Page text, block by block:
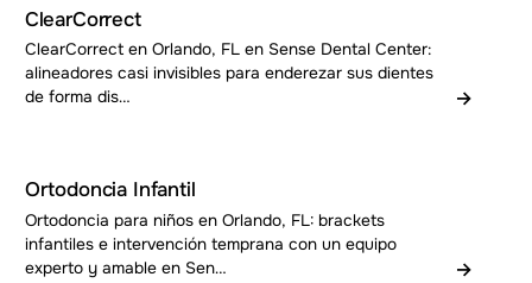
ClearCorrect
ClearCorrect en Orlando, FL en Sense Dental Center:
alineadores casi invisibles para enderezar sus dientes
de forma dis…
→
Ortodoncia Infantil
Ortodoncia para niños en Orlando, FL: brackets
infantiles e intervención temprana con un equipo
experto y amable en Sen…
→